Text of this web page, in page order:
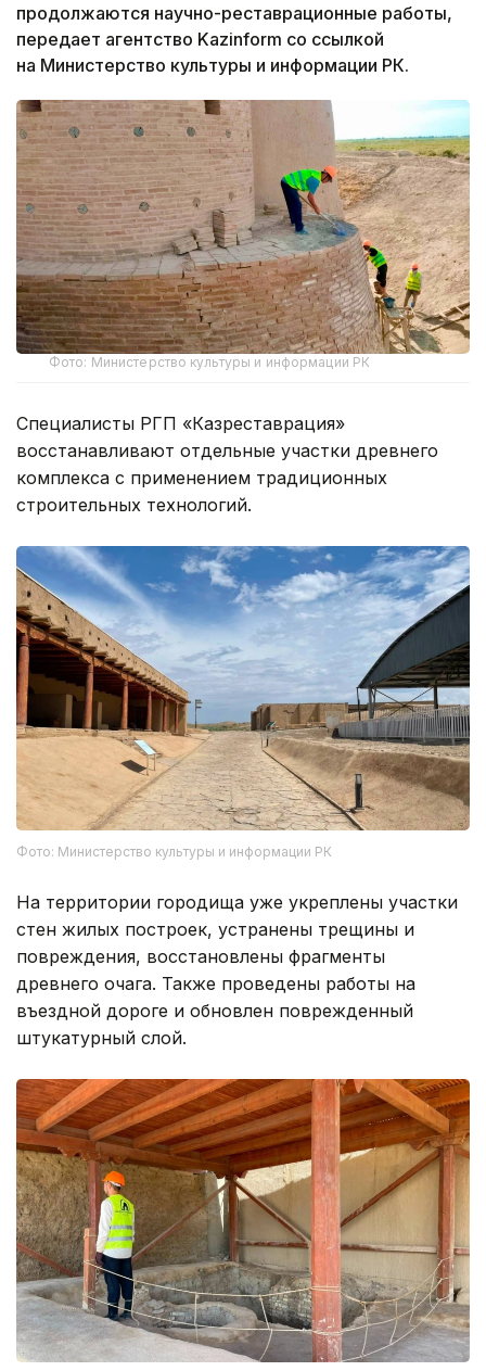
продолжаются научно-реставрационные работы,
передает агентство Kazinform со ссылкой
на Министерство культуры и информации РК.
Фото: Министерство культуры и информации РК
Специалисты РГП «Казреставрация»
восстанавливают отдельные участки древнего
комплекса с применением традиционных
строительных технологий.
Фото: Министерство культуры и информации РК
На территории городища уже укреплены участки
стен жилых построек, устранены трещины и
повреждения, восстановлены фрагменты
древнего очага. Также проведены работы на
въездной дороге и обновлен поврежденный
штукатурный слой.